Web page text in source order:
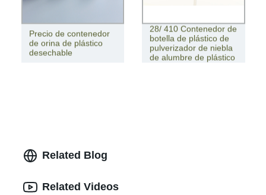
Precio de contenedor
de orina de plástico
desechable
28/ 410 Contenedor de
botella de plástico de
pulverizador de niebla
de alumbre de plástico
Related Blog
Related Videos